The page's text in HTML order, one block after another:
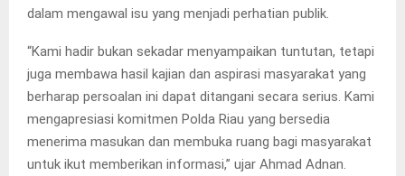
dalam mengawal isu yang menjadi perhatian publik.
“Kami hadir bukan sekadar menyampaikan tuntutan, tetapi
juga membawa hasil kajian dan aspirasi masyarakat yang
berharap persoalan ini dapat ditangani secara serius. Kami
mengapresiasi komitmen Polda Riau yang bersedia
menerima masukan dan membuka ruang bagi masyarakat
untuk ikut memberikan informasi,” ujar Ahmad Adnan.